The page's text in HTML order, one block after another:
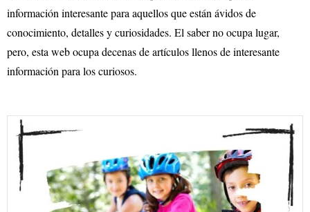
información interesante para aquellos que están ávidos de
conocimiento, detalles y curiosidades. El saber no ocupa lugar,
pero, esta web ocupa decenas de artículos llenos de interesante
información para los curiosos.